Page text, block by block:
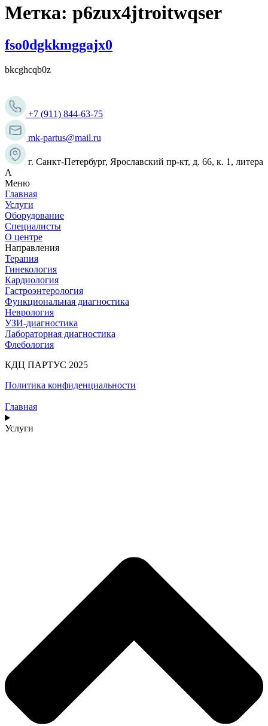
Метка: p6zux4jtroitwqser
fso0dgkkmggajx0
bkcghcqb0z
+7 (911) 844-63-75
mk-partus@mail.ru
г. Санкт-Петербург, Ярославский пр-кт, д. 66, к. 1, литера
А
Меню
Главная
Услуги
Оборудование
Специалисты
О центре
Направления
Терапия
Гинекология
Кардиология
Гастроэнтерология
Функциональная диагностика
Неврология
УЗИ-диагностика
Лабораторная диагностика
Флебология
КДЦ ПАРТУС 2025
Политика конфиденциальности
Главная
Услуги